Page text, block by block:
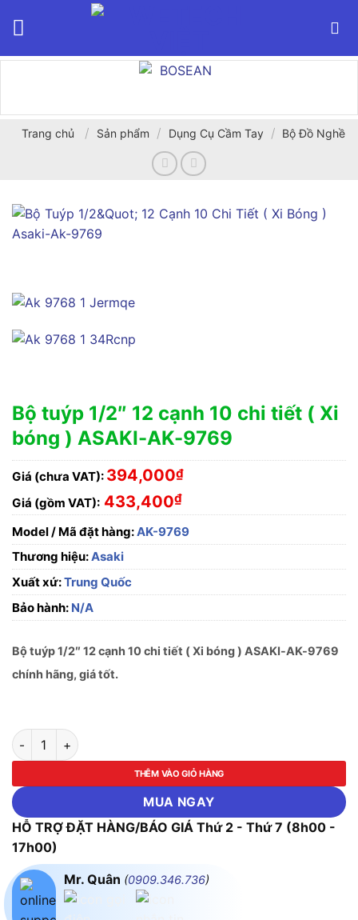
Trang chủ / Sản phẩm / Dụng Cụ Cầm Tay / Bộ Đồ Nghề
Bộ tuýp 1/2″ 12 cạnh 10 chi tiết ( Xi
bóng ) ASAKI-AK-9769
Giá (chưa VAT): 394,000₫
Giá (gồm VAT): 433,400₫
Model / Mã đặt hàng:AK-9769
Thương hiệu:Asaki
Xuất xứ:Trung Quốc
Bảo hành: N/A
Bộ tuýp 1/2″ 12 cạnh 10 chi tiết ( Xi bóng ) ASAKI-AK-9769
chính hãng, giá tốt.
Bộ tuýp 1/2" 12 cạnh 10 chi tiết ( Xi bóng ) ASAKI-AK-9769 số
THÊM VÀO GIỎ HÀNG
MUA NGAY
HỖ TRỢ ĐẶT HÀNG/BÁO GIÁ Thứ 2 - Thứ 7 (8h00 -
17h00)
Mr. Quân (0909.346.736)